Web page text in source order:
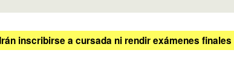
inscribirse a cursada ni rendir exámenes finales